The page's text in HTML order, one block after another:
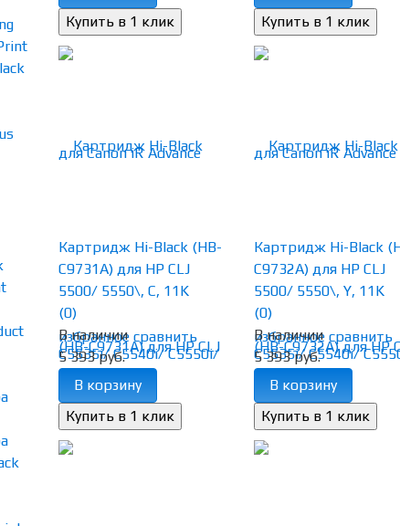
избранное сравнить
Картридж Hi-Black (HB-
C9731A) для HP CLJ
5500/ 5550\, C, 11K
(0)
В наличии
5 393 руб.
В корзину
избранное сравнить
Картридж Hi-Black
C9732A) для HP CLJ
5500/ 5550\, Y, 11K
(0)
В наличии
5 393 руб.
В корзину